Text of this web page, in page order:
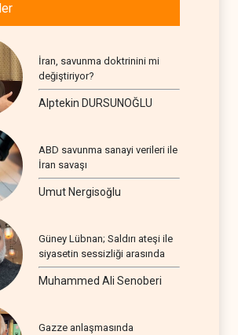
İran, savunma doktrinini mi
değiştiriyor?
Alptekin DURSUNOĞLU
ABD savunma sanayi verileri ile
İran savaşı
Umut Nergisoğlu
Güney Lübnan; Saldırı ateşi ile
siyasetin sessizliği arasında
Muhammed Ali Senoberi
Gazze anlaşmasında